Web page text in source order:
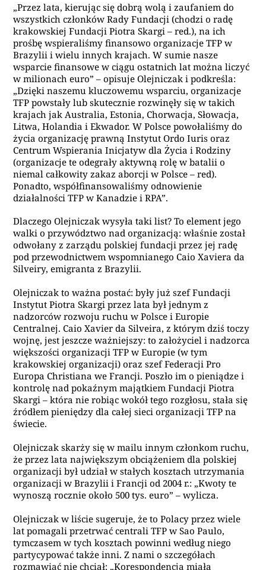
„Przez lata, kierując się dobrą wolą i zaufaniem do
wszystkich członków Rady Fundacji (chodzi o radę
krakowskiej Fundacji Piotra Skargi – red.), na ich
prośbę wspieraliśmy finansowo organizacje TFP w
Brazylii i wielu innych krajach. W sumie nasze
wsparcie finansowe w ciągu ostatnich lat można liczyć
w milionach euro” – opisuje Olejniczak i podkreśla:
„Dzięki naszemu kluczowemu wsparciu, organizacje
TFP powstały lub skutecznie rozwinęły się w takich
krajach jak Australia, Estonia, Chorwacja, Słowacja,
Litwa, Holandia i Ekwador. W Polsce powołaliśmy do
życia organizację prawną Instytut Ordo Iuris oraz
Centrum Wspierania Inicjatyw dla Życia i Rodziny
(organizacje te odegrały aktywną rolę w batalii o
niemal całkowity zakaz aborcji w Polsce – red).
Ponadto, współfinansowaliśmy odnowienie
działalności TFP w Kanadzie i RPA”.
Dlaczego Olejniczak wysyła taki list? To element jego
walki o przywództwo nad organizacją: właśnie został
odwołany z zarządu polskiej fundacji przez jej radę
pod przewodnictwem wspomnianego Caio Xaviera da
Silveiry, emigranta z Brazylii.
Olejniczak to ważna postać: były już szef Fundacji
Instytut Piotra Skargi przez lata był jednym z
nadzorców rozwoju ruchu w Polsce i Europie
Centralnej. Caio Xavier da Silveira, z którym dziś toczy
wojnę, jest jeszcze ważniejszy: to założyciel i nadzorca
większości organizacji TFP w Europie (w tym
krakowskiej organizacji) oraz szef Federacji Pro
Europa Christiana we Francji. Poszło im o pieniądze i
kontrolę nad pokaźnym majątkiem Fundacji Piotra
Skargi – która nie robiąc wokół tego rozgłosu, stała się
źródłem pieniędzy dla całej sieci organizacji TFP na
świecie.
Olejniczak skarży się w mailu innym członkom ruchu,
że przez lata największym obciążeniem dla polskiej
organizacji był udział w stałych kosztach utrzymania
organizacji w Brazylii i Francji od 2004 r.: „Kwoty te
wynoszą rocznie około 500 tys. euro” – wylicza.
Olejniczak w liście sugeruje, że to Polacy przez wiele
lat pomagali przetrwać centrali TFP w Sao Paulo,
tymczasem w tych kosztach powinni według niego
partycypować także inni. Z nami o szczegółach
rozmawiać nie chciał: „Korespondencja miała